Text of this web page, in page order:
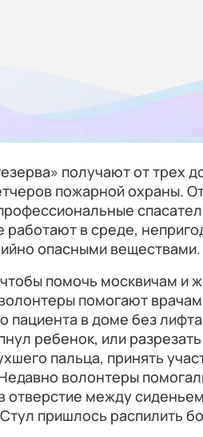
получают от трех
пожарной охраны.
в среде,
опасными веществами.
помочь москвичам и
помогают врачам
пациента в доме без
ребенок, или
пальца, принять
волонтеры
отверстие между
пришлось распилить